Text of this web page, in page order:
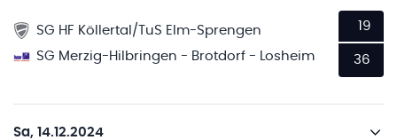
SG HF Köllertal/TuS Elm-Sprengen
SG Merzig-Hilbringen - Brotdorf - Losheim
19
36
Sa, 14.12.2024